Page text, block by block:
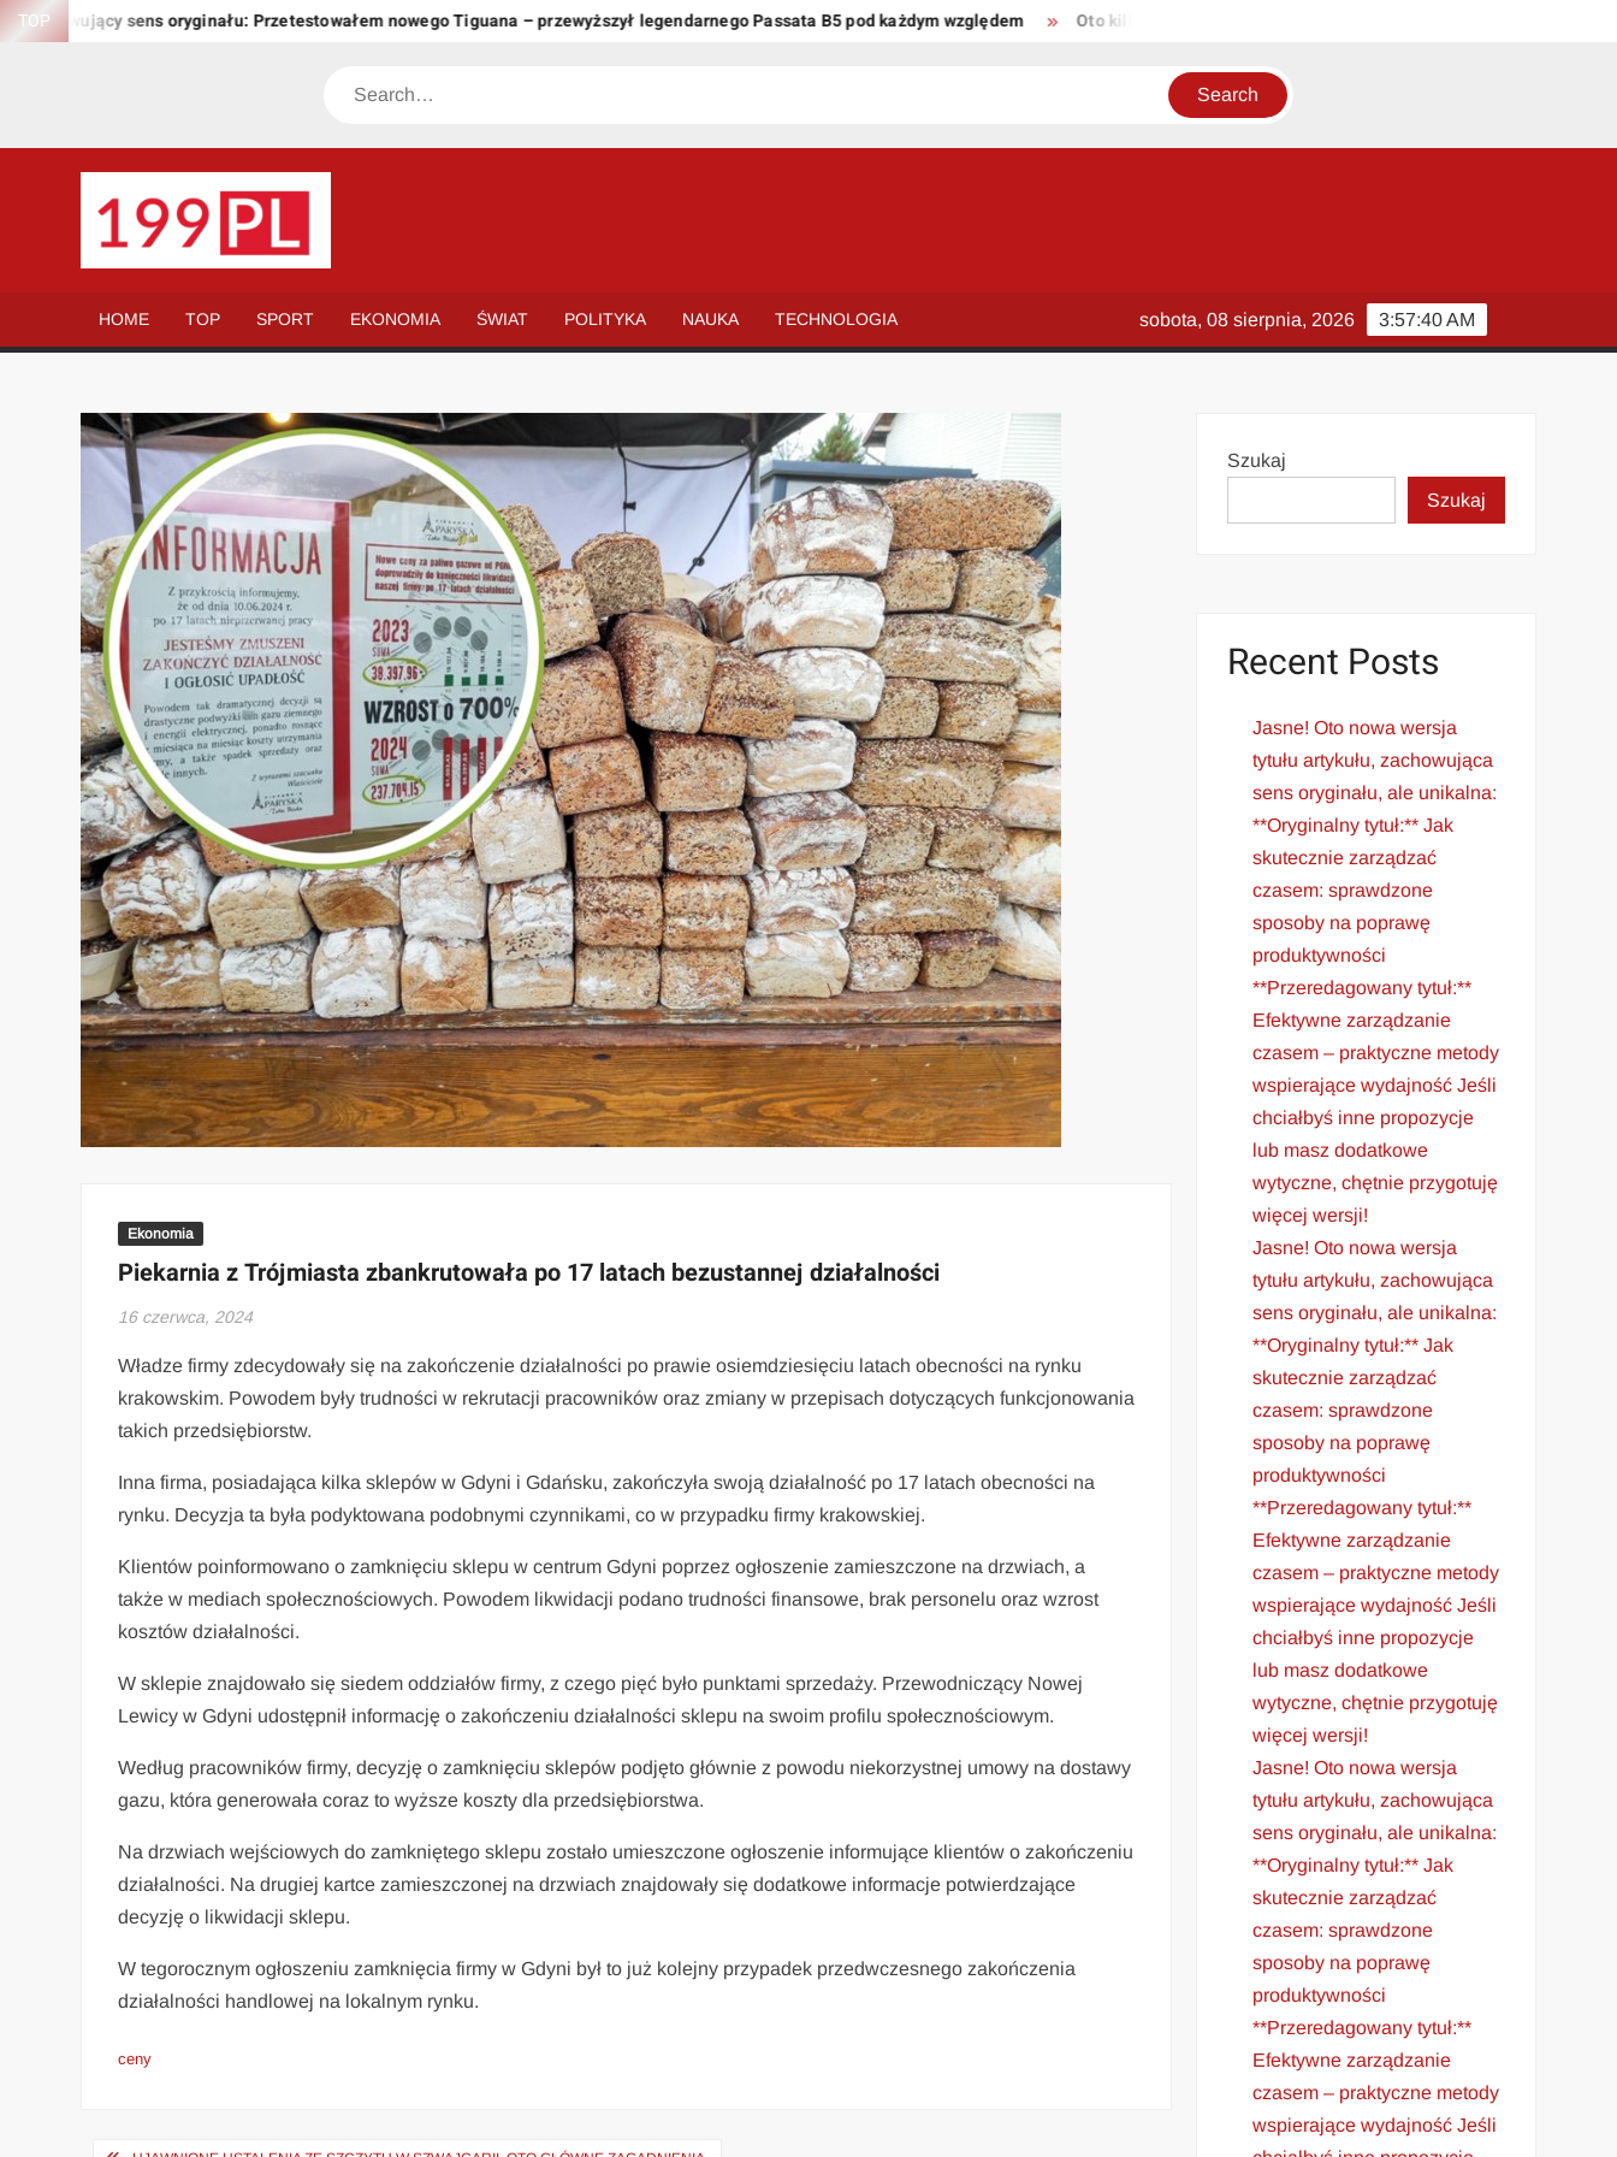
Skip
TOP sens oryginału: Przetestowałem nowego Tiguana – przewyższył legendarnego Passata B5 pod każdym względem Oto kilka propozycji unikalnych tytułów zachowujących sens oryginału:
Search
świat
HOME TOP SPORT EKONOMIA ŚWIAT POLITYKA NAUKA TECHNOLOGIA 3:57:41 AM
sobota, 08 sierpnia, 2026
Ekonomia
Piekarnia z Trójmiasta zbankrutowała po 17 latach bezustannej działalności
16 czerwca, 2024
Władze firmy zdecydowały się na zakończenie działalności po prawie osiemdziesięciu latach obecności na rynku
krakowskim. Powodem były trudności w rekrutacji pracowników oraz zmiany w przepisach dotyczących funkcjonowania
takich przedsiębiorstw.
Inna firma, posiadająca kilka sklepów w Gdyni i Gdańsku, zakończyła swoją działalność po 17 latach obecności na
rynku. Decyzja ta była podyktowana podobnymi czynnikami, co w przypadku firmy krakowskiej.
Klientów poinformowano o zamknięciu sklepu w centrum Gdyni poprzez ogłoszenie zamieszczone na drzwiach, a
także w mediach społecznościowych. Powodem likwidacji podano trudności finansowe, brak personelu oraz wzrost
kosztów działalności.
W sklepie znajdowało się siedem oddziałów firmy, z czego pięć było punktami sprzedaży. Przewodniczący Nowej
Lewicy w Gdyni udostępnił informację o zakończeniu działalności sklepu na swoim profilu społecznościowym.
Według pracowników firmy, decyzję o zamknięciu sklepów podjęto głównie z powodu niekorzystnej umowy na dostawy
gazu, która generowała coraz to wyższe koszty dla przedsiębiorstwa.
Na drzwiach wejściowych do zamkniętego sklepu zostało umieszczone ogłoszenie informujące klientów o zakończeniu
działalności. Na drugiej kartce zamieszczonej na drzwiach znajdowały się dodatkowe informacje potwierdzające
decyzję o likwidacji sklepu.
W tegorocznym ogłoszeniu zamknięcia firmy w Gdyni był to już kolejny przypadek przedwczesnego zakończenia
działalności handlowej na lokalnym rynku.
ceny
Szukaj
Szukaj
Recent Posts
Jasne! Oto nowa wersja
tytułu artykułu, zachowująca
sens oryginału, ale unikalna:
**Oryginalny tytuł:** Jak
skutecznie zarządzać
czasem: sprawdzone
sposoby na poprawę
produktywności
**Przeredagowany tytuł:**
Efektywne zarządzanie
czasem – praktyczne metody
wspierające wydajność Jeśli
chciałbyś inne propozycje
lub masz dodatkowe
wytyczne, chętnie przygotuję
więcej wersji!
Jasne! Oto nowa wersja
tytułu artykułu, zachowująca
sens oryginału, ale unikalna:
**Oryginalny tytuł:** Jak
skutecznie zarządzać
czasem: sprawdzone
sposoby na poprawę
produktywności
**Przeredagowany tytuł:**
Efektywne zarządzanie
czasem – praktyczne metody
wspierające wydajność Jeśli
chciałbyś inne propozycje
lub masz dodatkowe
wytyczne, chętnie przygotuję
więcej wersji!
Jasne! Oto nowa wersja
tytułu artykułu, zachowująca
sens oryginału, ale unikalna:
**Oryginalny tytuł:** Jak
skutecznie zarządzać
czasem: sprawdzone
sposoby na poprawę
produktywności
**Przeredagowany tytuł:**
Efektywne zarządzanie
czasem – praktyczne metody
wspierające wydajność Jeśli